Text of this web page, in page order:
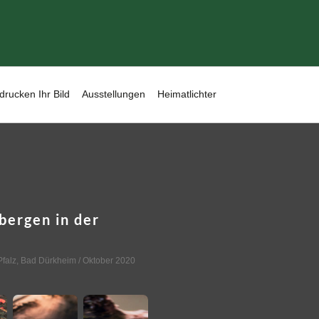
Ihr Bild Ausstellungen Heimatlichter
in der
, Bad Dürkheim / Oktober 2020